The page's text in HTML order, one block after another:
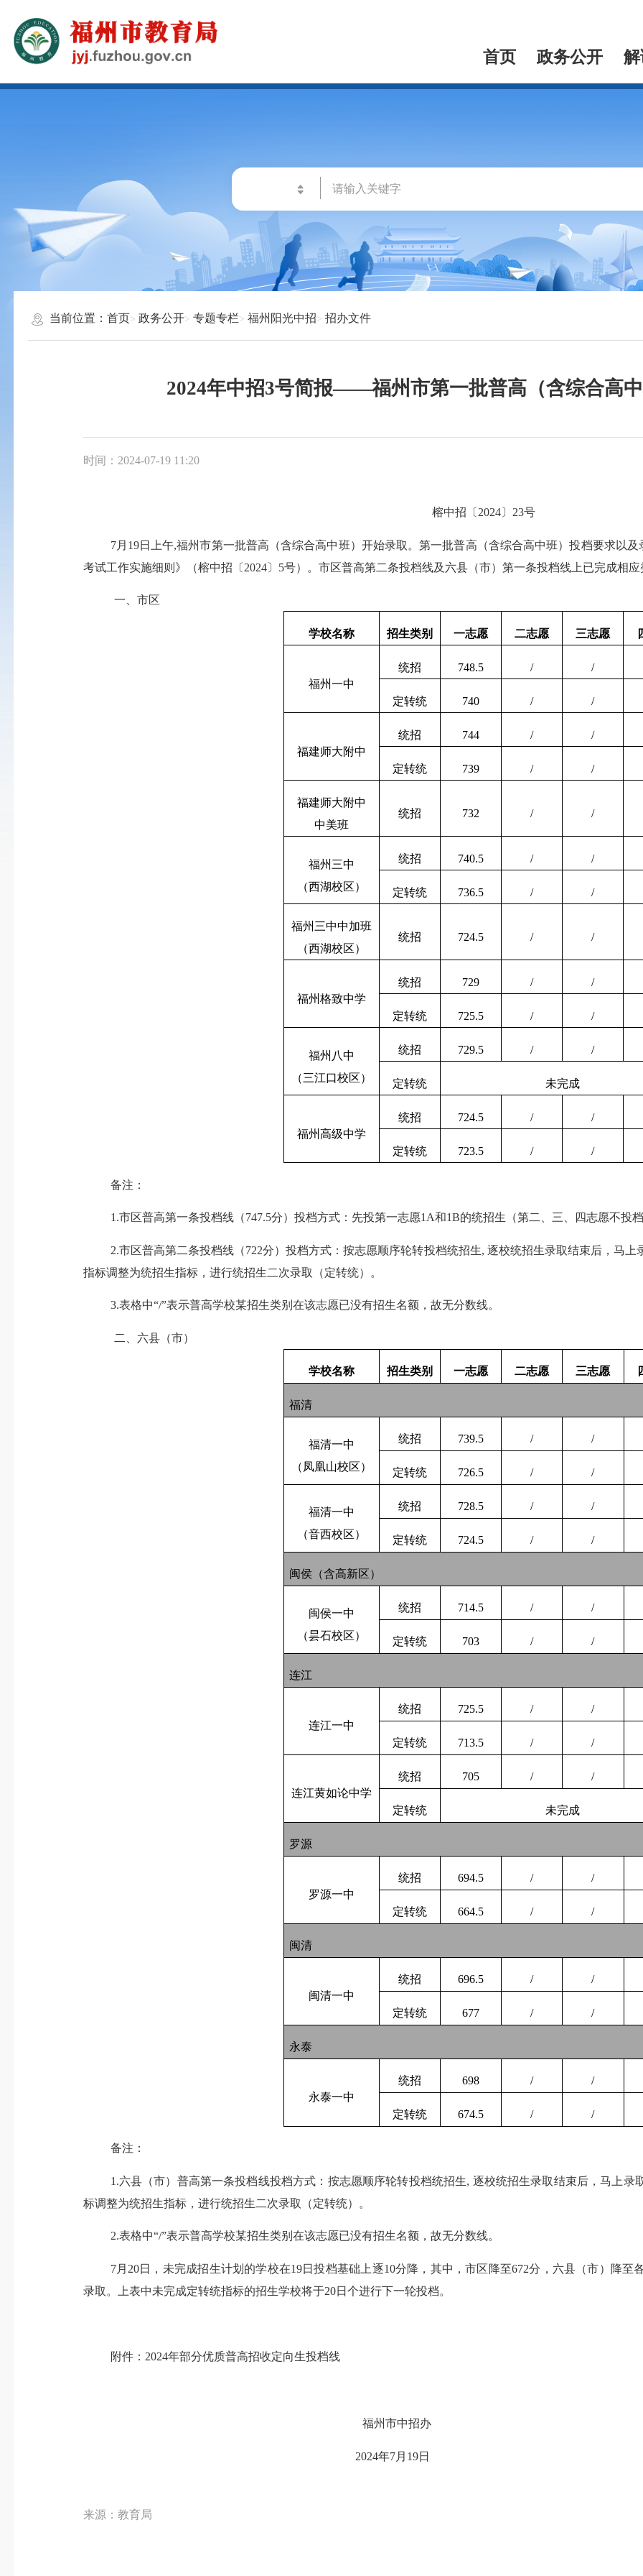
首页 政务公开
当前位置：首页 政务公开 专题专栏 福州阳光中招 招办文件
2024年中招3号简报——福州市第一批普高（含综合高
时间：2024-07-19 11:20
榕中招〔 2024〕 23号
7月 19日上午,福州市第一批普高（含综合高中班）开始录取。第一批普高（含综合高中班）投档要求以及
考试工作实施细则》（榕中招〔 2024〕 5号）。市区普高第二条投档线及六县（市）第一条投档线上已完成相应
一、市区
学校名称 招生类别 一志愿 二志愿 三志愿
福州一中
统招 748.5 / /
定转统 740 / /
福建师大附中
统招 744 / /
定转统 739 / /
福建师大附中
中美班
统招 732 / /
福州三中
（西湖校区）
统招 740.5 / /
定转统 736.5 / /
福州三中中加班
（西湖校区）
统招 724.5 / /
福州格致中学
统招 729 / /
定转统 725.5 / /
福州八中
（三江口校区）
统招 729.5 / /
定转统 未完成
福州高级中学
统招 724.5 / /
定转统 723.5 / /
备注：
1.市区普高第一条投档线（747.5分）投档方式：先投第一志愿1A和1B的统招生（第二、三、四志愿不投
2.市区普高第二条投档线（722分）投档方式：按志愿顺序轮转投档统招生, 逐校统招生录取结束后，马上
指标调整为统招生指标，进行统招生二次录取（定转统）。
3.表格中“/”表示普高学校某招生类别在该志愿已没有招生名额，故无分数线。
二、六县（市）
学校名称 招生类别 一志愿 二志愿 三志愿
福清
福清一中
（凤凰山校区）
统招 739.5 / /
定转统 726.5 / /
福清一中
（音西校区）
统招 728.5 / /
定转统 724.5 / /
闽侯（含高新区）
闽侯一中
（昙石校区）
统招 714.5 / /
定转统 703 / /
连江
连江一中
统招 725.5 / /
定转统 713.5 / /
连江黄如论中学
统招 705 / /
定转统 未完成
罗源
罗源一中
统招 694.5 / /
定转统 664.5 / /
闽清
闽清一中
统招 696.5 / /
定转统 677 / /
永泰
永泰一中
统招 698 / /
定转统 674.5 / /
备注：
1.六县（市）普高第一条投档线投档方式： 按志愿顺序轮转投档统招生, 逐校统招生录取结束后，马上录
标调整为统招生指标，进行统招生二次录取（定转统）。
2.表格中“/”表示普高学校某招生类别在该志愿已没有招生名额，故无分数线。
7月 20日，未完成招生计划的学校在19日投档基础上逐10分降，其中，市区降至672分，六县（市）降至
录取。上表中未完成定转统指标的招生学校将于20日个进行下一轮投档。
附件： 2024年部分优质普高招收定向生投档线
福州市中招办
2024年7月 19日
来源：教育局